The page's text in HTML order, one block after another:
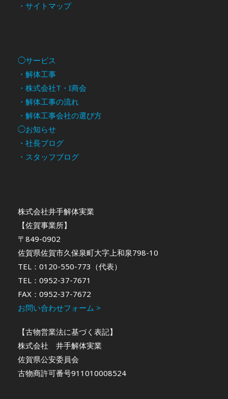
・サイトマップ
◯サービス
・解体工事
・株式会社T・I商会
・解体工事の流れ
・解体工事会社の選び方
◯お知らせ
・社長ブログ
・スタッフブログ
株式会社井手解体実業
【佐賀事業所】
〒849-0902
佐賀県佐賀市久保泉町大字上和泉798-10
TEL：0120-550-773（代表）
TEL：0952-37-7671
FAX：0952-37-7672
お問い合わせフォーム >
【古物営業法に基づく表記】
株式会社 井手解体実業
佐賀県公安委員会
古物商許可番号911010008524